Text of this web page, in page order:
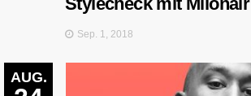
Sep. 1, 2018
AUG.